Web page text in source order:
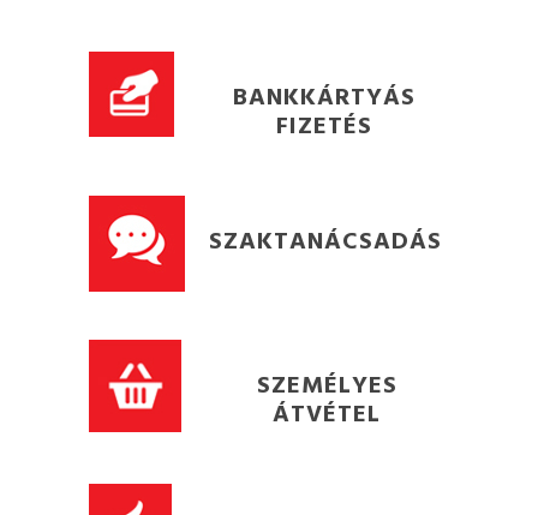
BANKKÁRTYÁS
FIZETÉS
SZAKTANÁCSADÁS
SZEMÉLYES
ÁTVÉTEL